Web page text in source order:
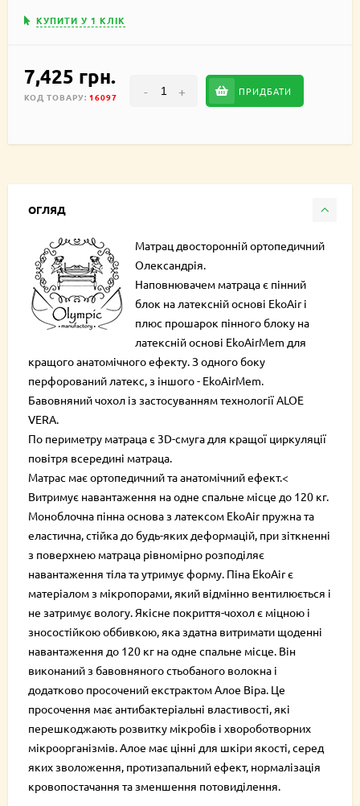
КУПИТИ У 1 КЛIК
7,425 грн.
КОД ТОВАРУ: 16097 - + ПРИДБАТИ
ОГЛЯД
Матрац двосторонній ортопедичний
Олександрія.
Наповнювачем матраца є пінний
блок на латексній основі EkoAir і
плюс прошарок пінного блоку на
латексній основі EkoAirMem для
кращого анатомічного ефекту. З одного боку
перфорований латекс, з іншого - EkoAirMem.
Бавовняний чохол із застосуванням технології ALOE
VERA.
По периметру матраца є 3D-смуга для кращої циркуляції
повітря всередині матраца.
Матрас має ортопедичний та анатомічний ефект.<
Витримує навантаження на одне спальне місце до 120 кг.
Моноблочна пінна основа з латексом EkoAir пружна та
еластична, стійка до будь-яких деформацій, при зіткненні
з поверхнею матраца рівномірно розподіляє
навантаження тіла та утримує форму. Піна EkoAir є
матеріалом з мікропорами, який відмінно вентилюється і
не затримує вологу. Якісне покриття-чохол є міцною і
зносостійкою оббивкою, яка здатна витримати щоденні
навантаження до 120 кг на одне спальне місце. Він
виконаний з бавовняного стьобаного волокна і
додатково просочений екстрактом Алое Віра. Це
просочення має антибактеріальні властивості, які
перешкоджають розвитку мікробів і хвороботворних
мікроорганізмів. Алое має цінні для шкіри якості, серед
яких зволоження, протизапальний ефект, нормалізація
кровопостачання та зменшення потовиділення.